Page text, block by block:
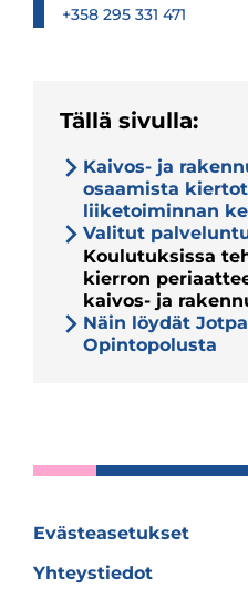
+358 295 331 471
Tällä sivulla:
Kaivos- ja
osaamista
liiketoiminnan
Valitut
Koulutuksissa
kierron
kaivos- ja
Näin löydät
Opintopolusta
Evästeasetukset
Yhteystiedot